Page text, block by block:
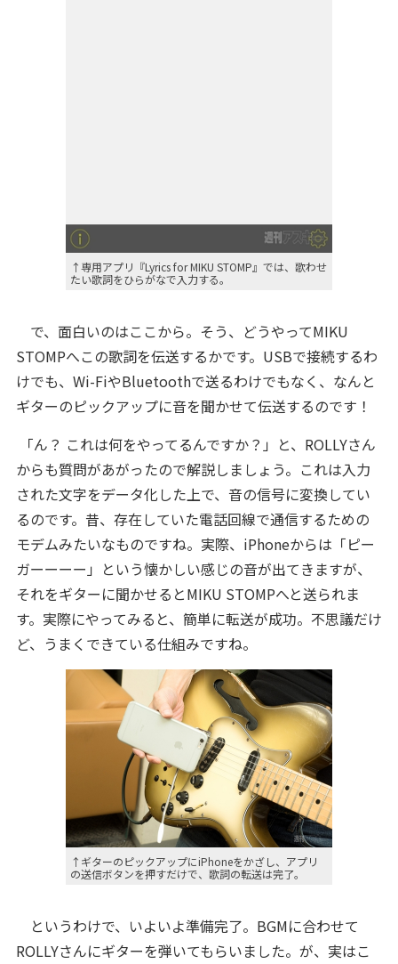
↑専用アプリ『Lyrics for MIKU STOMP』では、歌わせ
たい歌詞をひらがなで入力する。
で、面白いのはここから。そう、どうやってMIKU
STOMPへこの歌詞を伝送するかです。USBで接続するわ
けでも、Wi-FiやBluetoothで送るわけでもなく、なんと
ギターのピックアップに音を聞かせて伝送するのです！
「ん？ これは何をやってるんですか？」と、ROLLYさん
からも質問があがったので解説しましょう。これは入力
された文字をデータ化した上で、音の信号に変換してい
るのです。昔、存在していた電話回線で通信するための
モデムみたいなものですね。実際、iPhoneからは「ピー
ガーーーー」という懐かしい感じの音が出てきますが、
それをギターに聞かせるとMIKU STOMPへと送られま
す。実際にやってみると、簡単に転送が成功。不思議だけ
ど、うまくできている仕組みですね。
↑ギターのピックアップにiPhoneをかざし、アプリ
の送信ボタンを押すだけで、歌詞の転送は完了。
というわけで、いよいよ準備完了。BGMに合わせて
ROLLYさんにギターを弾いてもらいました。が、実はこ